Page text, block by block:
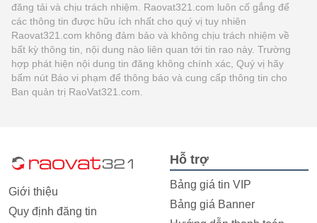
đăng tải và chịu trách nhiệm. Raovat321.com luôn cố gắng để
các thông tin được hữu ích nhất cho quý vị tuy nhiên
Raovat321.com không đảm bảo và không chịu trách nhiệm về
bất kỳ thông tin, nội dung nào liên quan tới tin rao này. Trường
hợp phát hiện nội dung tin đăng không chính xác, Quý vị hãy
bấm nút Báo vi phạm để thông báo và cung cấp thông tin cho
Ban quản trị RaoVat321.com.
Giới thiệu
Quy định đăng tin
Hỗ trợ
Bảng giá tin VIP
Bảng giá Banner